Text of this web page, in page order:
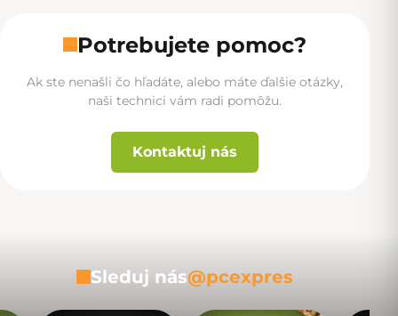
Potrebujete pomoc?
Ak ste nenašli čo hľadáte, alebo máte ďalšie otázky,
naši technici vám radi pomôžu.
Kontaktuj nás
Sleduj nás@pcexpres